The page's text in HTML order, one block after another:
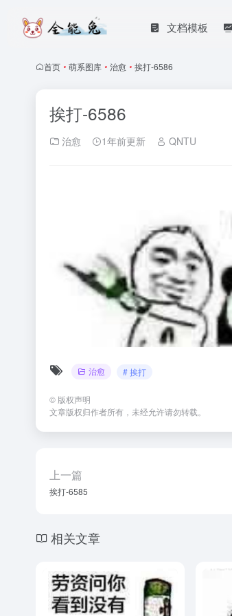
文档模板
首页 • 萌系图库 • 治愈 • 挨打-6586
挨打-6586
治愈 1年前更新 QNTU
治愈 # 挨打
© 版权声明
文章版权归作者所有，未经允许请勿转载。
上一篇
挨打-6585
相关文章